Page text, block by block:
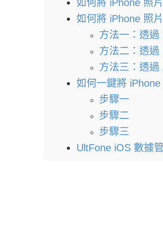
如何將 iPhone 照
如何將 iPhone 照
方法一：透過
方法二：透
方法三：透
如何一鍵將
步驟一
步驟二
步驟三
UltFone iOS 數據